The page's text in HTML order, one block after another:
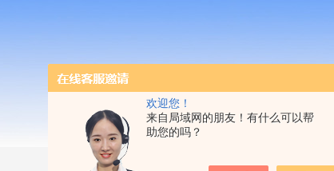
欢迎您！
来自局域网的朋友！有什么可以帮
助您的吗？